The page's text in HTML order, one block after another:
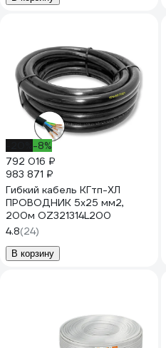
-8%
792 016 ₽
983 871 ₽
Гибкий кабель КГтп-ХЛ
ПРОВОДНИК 5x25 мм2,
200м OZ321314L200
4.8(24)
В корзину